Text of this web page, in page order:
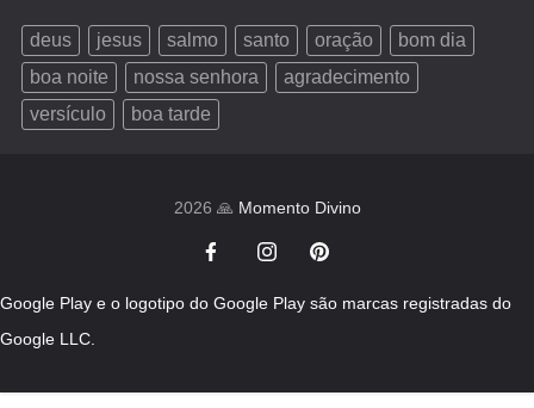
deus jesus salmo santo oração
bom dia
boa noite
nossa senhora
agradecimento
versículo
boa tarde
2026 🙏 Momento Divino
Google Play e o logotipo do Google Play são marcas registradas do
Google LLC.